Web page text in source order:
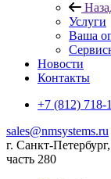
Услуги
Ваша
Новости
Контакты
+7 (812) 718-
sales@nmsystems.ru
г. Санкт-
часть 280